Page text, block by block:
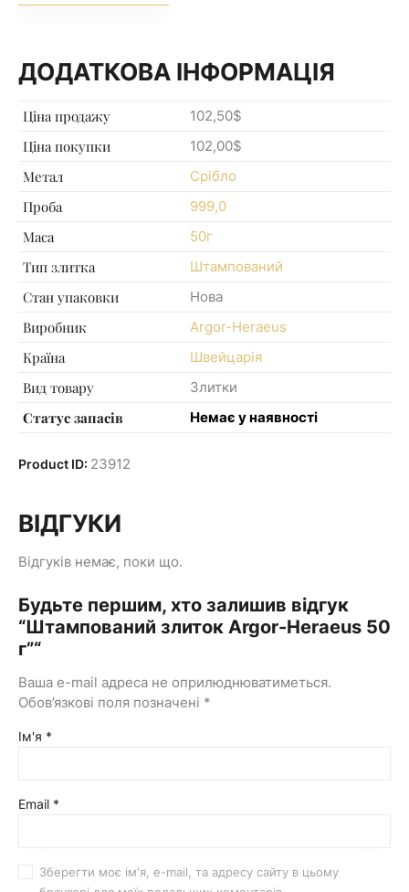
ДОДАТКОВА ІНФОРМАЦІЯ
Ціна продажу 102,50$
Ціна покупки 102,00$
Метал Срібло
Проба 999,0
Маса 50г
Тип злитка Штампований
Стан упаковки Нова
Виробник Argor-Heraeus
Країна Швейцарія
Вид товару Злитки
Статус запасів Немає у наявності
Product ID: 23912
ВІДГУКИ
Відгуків немає, поки що.
Будьте першим, хто залишив відгук
“Штампований злиток Argor-Heraeus 50
г”“
Ваша e-mail адреса не оприлюднюватиметься.
Обов’язкові поля позначені *
Ім'я *
Email *
Зберегти моє ім'я, e-mail, та адресу сайту в цьому